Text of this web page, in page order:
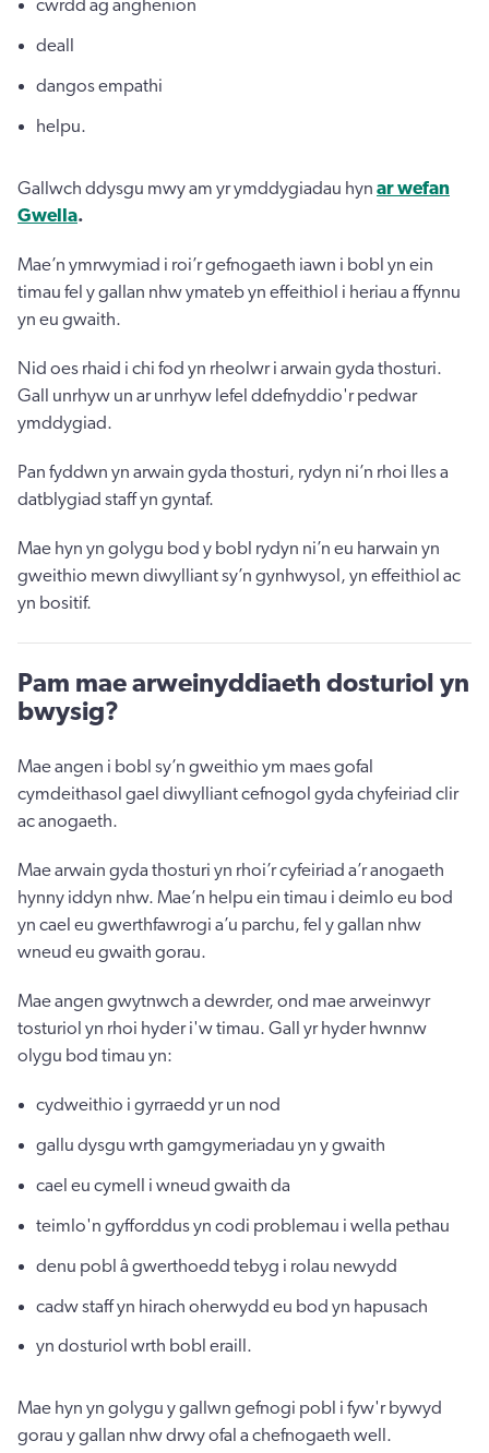
cwrdd ag anghenion
deall
dangos empathi
helpu.
Gallwch ddysgu mwy am yr ymddygiadau hyn ar wefan
Gwella.
Mae’n ymrwymiad i roi’r gefnogaeth iawn i bobl yn ein
timau fel y gallan nhw ymateb yn effeithiol i heriau a ffynnu
yn eu gwaith.
Nid oes rhaid i chi fod yn rheolwr i arwain gyda thosturi.
Gall unrhyw un ar unrhyw lefel ddefnyddio'r pedwar
ymddygiad.
Pan fyddwn yn arwain gyda thosturi, rydyn ni’n rhoi lles a
datblygiad staff yn gyntaf.
Mae hyn yn golygu bod y bobl rydyn ni’n eu harwain yn
gweithio mewn diwylliant sy’n gynhwysol, yn effeithiol ac
yn bositif.
Pam mae arweinyddiaeth dosturiol yn
bwysig?
Mae angen i bobl sy’n gweithio ym maes gofal
cymdeithasol gael diwylliant cefnogol gyda chyfeiriad clir
ac anogaeth.
Mae arwain gyda thosturi yn rhoi’r cyfeiriad a’r anogaeth
hynny iddyn nhw. Mae’n helpu ein timau i deimlo eu bod
yn cael eu gwerthfawrogi a’u parchu, fel y gallan nhw
wneud eu gwaith gorau.
Mae angen gwytnwch a dewrder, ond mae arweinwyr
tosturiol yn rhoi hyder i'w timau. Gall yr hyder hwnnw
olygu bod timau yn:
cydweithio i gyrraedd yr un nod
gallu dysgu wrth gamgymeriadau yn y gwaith
cael eu cymell i wneud gwaith da
teimlo'n gyfforddus yn codi problemau i wella pethau
denu pobl â gwerthoedd tebyg i rolau newydd
cadw staff yn hirach oherwydd eu bod yn hapusach
yn dosturiol wrth bobl eraill.
Mae hyn yn golygu y gallwn gefnogi pobl i fyw'r bywyd
gorau y gallan nhw drwy ofal a chefnogaeth well.